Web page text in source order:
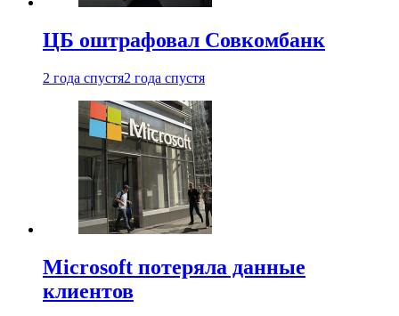
ЦБ оштрафовал Совкомбанк
2 года спустя2 года спустя
Microsoft потеряла данные
клиентов